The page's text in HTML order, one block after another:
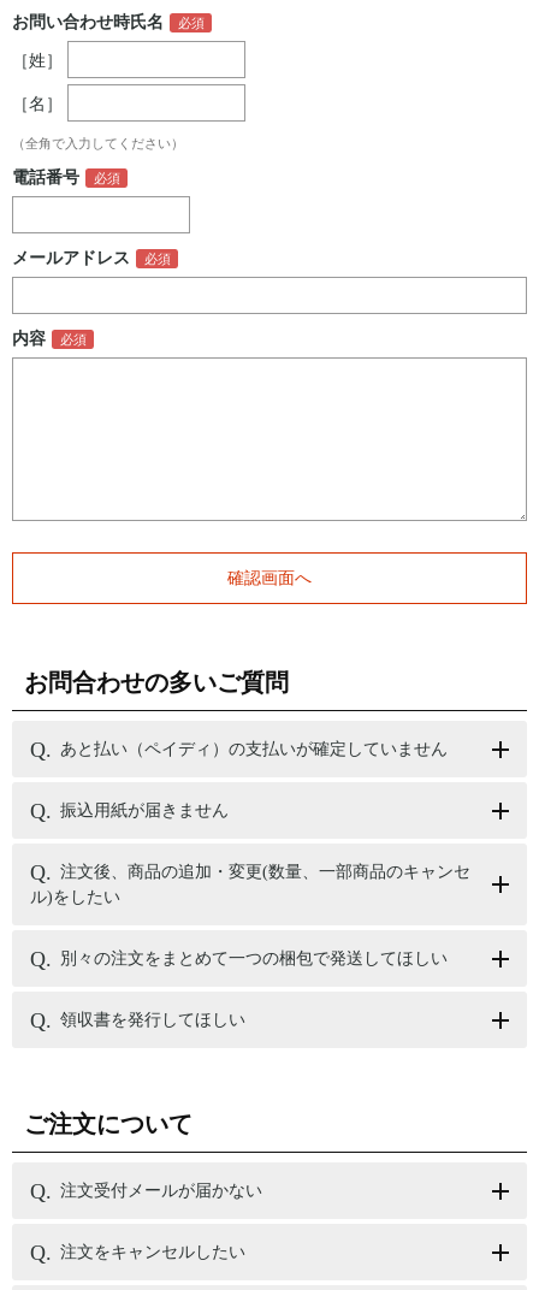
お問い合わせ時氏名
［姓］
［名］
（全角で入力してください）
電話番号
メールアドレス
内容
お問合わせの多いご質問
あと払い（ペイディ）の支払いが確定していません
振込用紙が届きません
注文後、商品の追加・変更(数量、一部商品のキャンセ
ル)をしたい
別々の注文をまとめて一つの梱包で発送してほしい
領収書を発行してほしい
ご注文について
注文受付メールが届かない
注文をキャンセルしたい